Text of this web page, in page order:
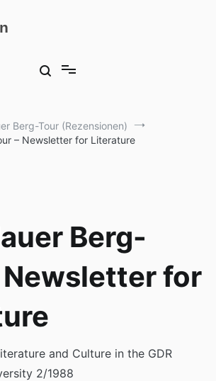
Berg-Tour (Rezensionen)
– Newsletter for Literature
Berg-
Newsletter for
and Culture in the GDR
2/1988